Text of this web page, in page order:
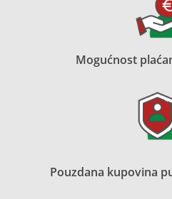
Mogućnost
Pouzdana kupovina